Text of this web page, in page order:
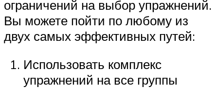
ограничений на выбор упражнений.
Вы можете пойти по любому из
двух самых эффективных путей:
Использовать комплекс
упражнений на все группы